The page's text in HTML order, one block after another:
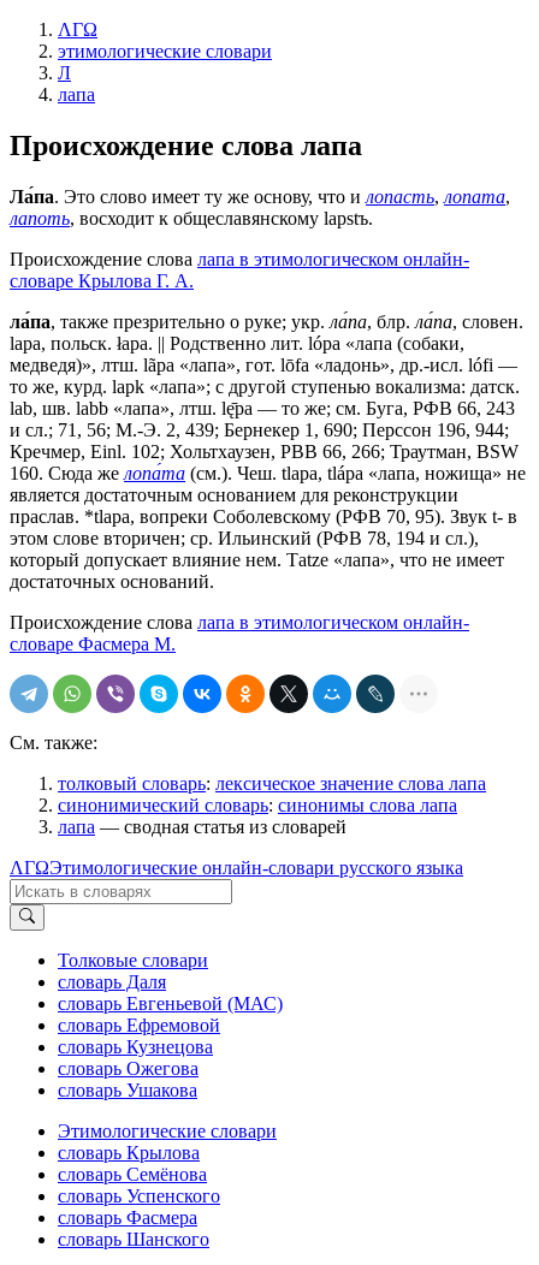
ΛΓΩ
этимологические словари
Л
лапа
Происхождение слова лапа
Ла́па. Это слово имеет ту же основу, что и лопасть, лопата,
лапоть, восходит к общеславянскому lapstъ.
Происхождение слова лапа в этимологическом онлайн-
словаре Крылова Г. А.
ла́па, также презрительно о руке; укр. ла́па, блр. ла́па, словен.
lара, польск. łара. || Родственно лит. lópa «лапа (собаки,
медведя)», лтш. lãpa «лапа», гот. lōfа «ладонь», др.-исл. lófi —
то же, курд. lарk «лапа»; с другой ступенью вокализма: датск.
lab, шв. labb «лапа», лтш. lę̄pa — то же; см. Буга, РФВ 66, 243
и сл.; 71, 56; М.-Э. 2, 439; Бернекер 1, 690; Перссон 196, 944;
Кречмер, Einl. 102; Хольтхаузен, РВВ 66, 266; Траутман, ВSW
160. Сюда же лопа́та (см.). Чеш. tlара, tlápa «лапа, ножища» не
является достаточным основанием для реконструкции
праслав. *tlара, вопреки Соболевскому (РФВ 70, 95). Звук t- в
этом слове вторичен; ср. Ильинский (РФВ 78, 194 и сл.),
который допускает влияние нем. Таtzе «лапа», что не имеет
достаточных оснований.
Происхождение слова лапа в этимологическом онлайн-
словаре Фасмера М.
См. также:
толковый словарь: лексическое значение слова лапа
синонимический словарь: синонимы слова лапа
лапа — сводная статья из словарей
ΛΓΩЭтимологические онлайн-словари русского языка
Толковые словари
словарь Даля
словарь Евгеньевой (МАС)
словарь Ефремовой
словарь Кузнецова
словарь Ожегова
словарь Ушакова
Этимологические словари
словарь Крылова
словарь Семёнова
словарь Успенского
словарь Фасмера
словарь Шанского